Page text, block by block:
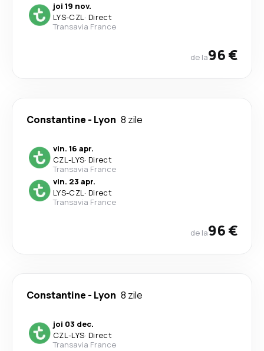
joi 19 nov.
LYS-CZL· Direct
Transavia France
de la96 €
Constantine - Lyon 8 zile
vin. 16 apr.
CZL-LYS· Direct
Transavia France
vin. 23 apr.
LYS-CZL· Direct
Transavia France
de la96 €
Constantine - Lyon 8 zile
joi 03 dec.
CZL-LYS· Direct
Transavia France